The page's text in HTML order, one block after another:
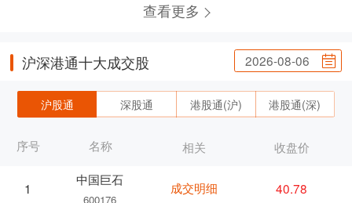
查看更多
沪深港通十大成交股 2026-08-06
沪股通 深股通 港股通(沪) 港股通(深)
序号 名称
1
中国巨石
600176
相关 收盘价
成交明细 40.78